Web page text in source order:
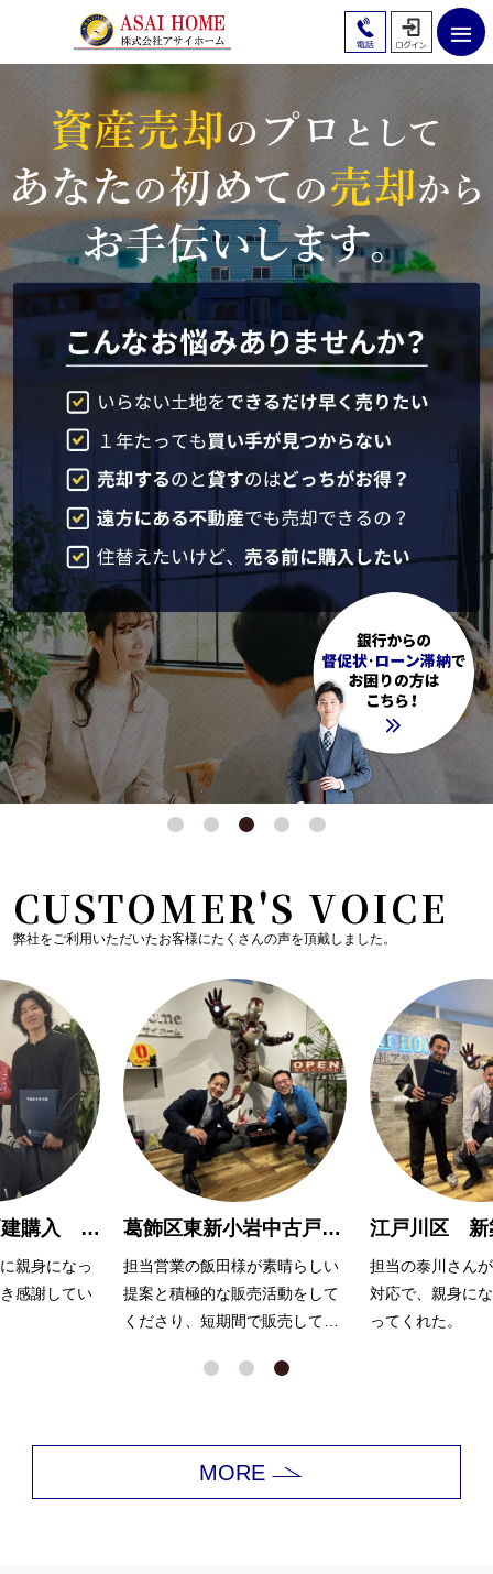
CUSTOMER'S VOICE
弊社をご利用いただいたお客様にたくさんの声を頂戴しました。
三郷市 新築戸建購入 W様
親身になっ
感謝してい
葛飾区東新小岩中古戸建 売却 Ｈ様
担当営業の飯田様が素晴らしい
提案と積極的な販売活動をして
くださり、短期間で販売してく
担当の泰川さん
対応で、親身に
ってくれた。
MORE